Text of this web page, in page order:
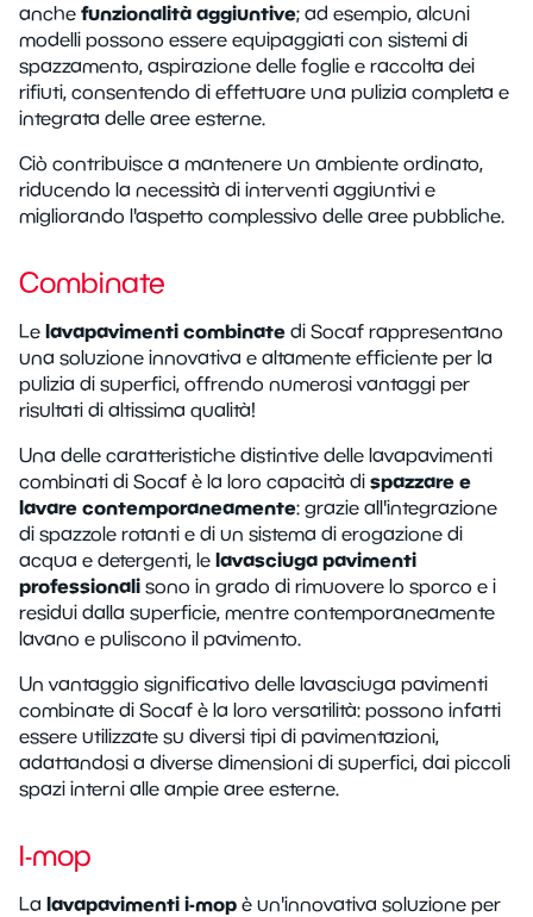
anche funzionalità aggiuntive; ad esempio, alcuni
modelli possono essere equipaggiati con sistemi di
spazzamento, aspirazione delle foglie e raccolta dei
rifiuti, consentendo di effettuare una pulizia completa e
integrata delle aree esterne.
Ciò contribuisce a mantenere un ambiente ordinato,
riducendo la necessità di interventi aggiuntivi e
migliorando l'aspetto complessivo delle aree pubbliche.
Combinate
Le lavapavimenti combinate di Socaf rappresentano
una soluzione innovativa e altamente efficiente per la
pulizia di superfici, offrendo numerosi vantaggi per
risultati di altissima qualità!
Una delle caratteristiche distintive delle lavapavimenti
combinati di Socaf è la loro capacità di spazzare e
lavare contemporaneamente: grazie all'integrazione
di spazzole rotanti e di un sistema di erogazione di
acqua e detergenti, le lavasciuga pavimenti
professionali sono in grado di rimuovere lo sporco e i
residui dalla superficie, mentre contemporaneamente
lavano e puliscono il pavimento.
Un vantaggio significativo delle lavasciuga pavimenti
combinate di Socaf è la loro versatilità: possono infatti
essere utilizzate su diversi tipi di pavimentazioni,
adattandosi a diverse dimensioni di superfici, dai piccoli
spazi interni alle ampie aree esterne.
I-mop
La lavapavimenti i-mop è un'innovativa soluzione per